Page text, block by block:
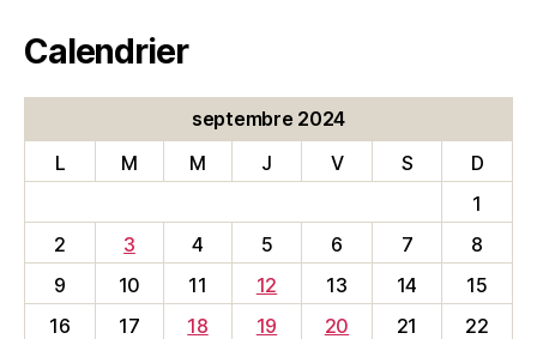
Calendrier
septembre 2024
L
M M J V S
D
1
2
3 4 5 6 7
8
9
10 11 12 13 14
15
16
17 18 19 20 21
22